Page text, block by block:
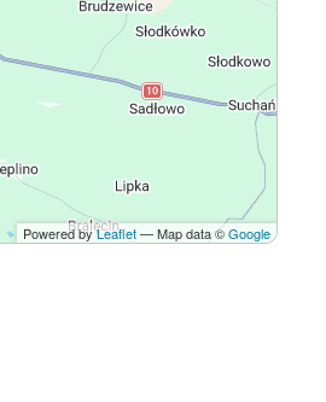
Powered byLeaflet— Map data ©Google